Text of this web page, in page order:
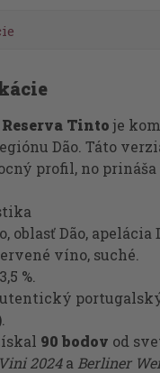
Tinto je
Dão. Táto
profil, no
oblasť Dão, apelácia
víno, suché.
%.
.
90 bodov od
2024a Berliner